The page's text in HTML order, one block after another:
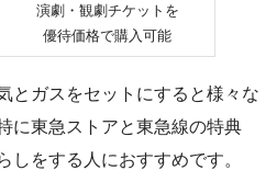
演劇・観劇チケットを
優待価格で購入可能
とガスをセットにすると様々な
に東急ストアと東急線の特典
しをする人におすすめです。